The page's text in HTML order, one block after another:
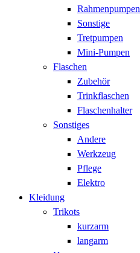
Rahmenpumpen
Sonstige
Tretpumpen
Mini-Pumpen
Flaschen
Zubehör
Trinkflaschen
Flaschenhalter
Sonstiges
Andere
Werkzeug
Pflege
Elektro
Kleidung
Trikots
kurzarm
langarm